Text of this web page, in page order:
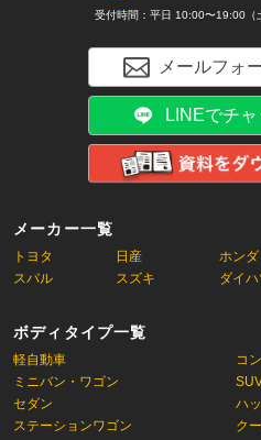
メーカー一覧
トヨタ 日産 ホンダ
スバル
スズキ ダイハ
ボディタイプ一覧
軽自動車
コ
ミニバン・ワゴン
セダン
ハ
ステーションワゴン
ク
受付時間：平日 10:00〜19:00（
メールフォ
LINEでチ